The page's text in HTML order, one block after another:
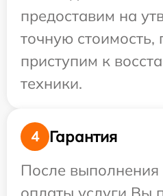
предоставим на
точную стоимость,
приступим к
техники.
4
Гарантия
После выполнения